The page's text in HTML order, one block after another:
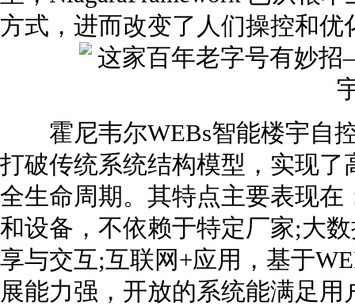
方式，进而改变了人们操控
霍尼韦尔WEBs智能楼宇自
打破传统系统结构模型，实现
全生命周期。其特点主要表现
和设备，不依赖于特定厂家;大
享与交互;互联网+应用，基于
展能力强，开放的系统能满足